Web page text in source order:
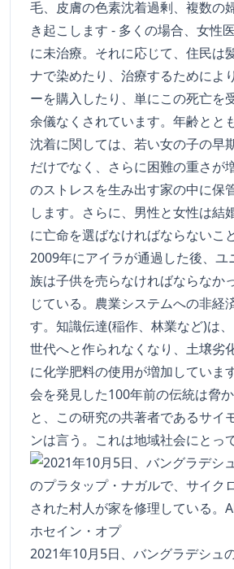
毛、皮膚の色素沈着過剰、複数の
き起こします - 多くの場合、女性
に未治療。それに応じて、住民は
ナで染めたり、治療するためによ
ーを購入したり、単にこの死亡を
余儀なくされています。年齢とと
沈着に関しては、若い女の子の早
だけでなく、さらに困難の重さが
のストレスを生み出す家の中に保
します。さらに、男性と女性は結
に亡命を選ばなければならないこ
2009年にアイラが通過した後、ユ
族は子供を売らなければならなか
じている。農業システムへの非経
す。知識伝達(稲作、林業など)は
世代へと作られなくなり、土壌劣
に化学肥料の使用が増加していま
会を発見した100年前の伝統は脅か
と、この研究の共著者であるサイ
ンは言う。これは地域社会にとっ
2021年10月5日、バングラデシュ